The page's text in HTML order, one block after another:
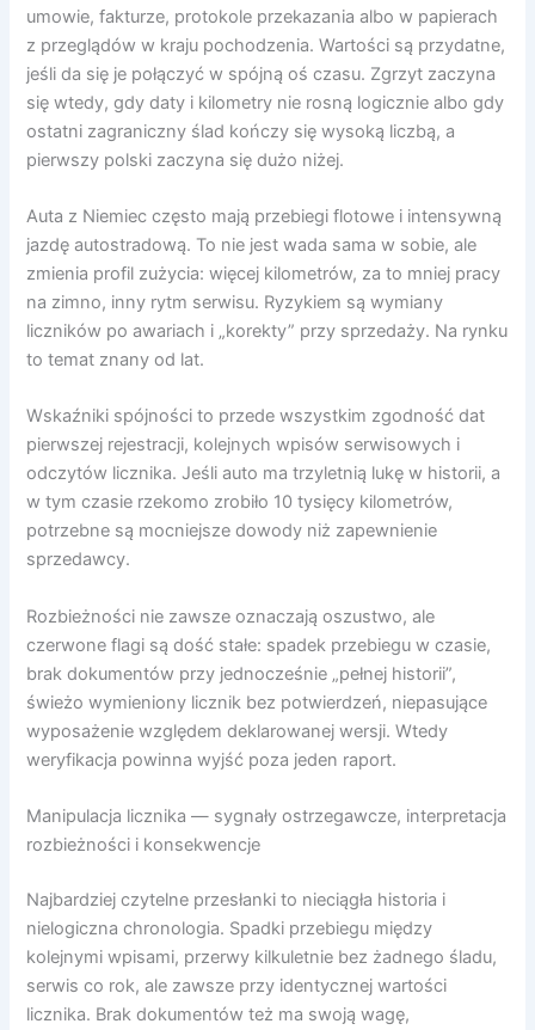
umowie, fakturze, protokole przekazania albo w papierach
z przeglądów w kraju pochodzenia. Wartości są przydatne,
jeśli da się je połączyć w spójną oś czasu. Zgrzyt zaczyna
się wtedy, gdy daty i kilometry nie rosną logicznie albo gdy
ostatni zagraniczny ślad kończy się wysoką liczbą, a
pierwszy polski zaczyna się dużo niżej.
Auta z Niemiec często mają przebiegi flotowe i intensywną
jazdę autostradową. To nie jest wada sama w sobie, ale
zmienia profil zużycia: więcej kilometrów, za to mniej pracy
na zimno, inny rytm serwisu. Ryzykiem są wymiany
liczników po awariach i „korekty” przy sprzedaży. Na rynku
to temat znany od lat.
Wskaźniki spójności to przede wszystkim zgodność dat
pierwszej rejestracji, kolejnych wpisów serwisowych i
odczytów licznika. Jeśli auto ma trzyletnią lukę w historii, a
w tym czasie rzekomo zrobiło 10 tysięcy kilometrów,
potrzebne są mocniejsze dowody niż zapewnienie
sprzedawcy.
Rozbieżności nie zawsze oznaczają oszustwo, ale
czerwone flagi są dość stałe: spadek przebiegu w czasie,
brak dokumentów przy jednocześnie „pełnej historii”,
świeżo wymieniony licznik bez potwierdzeń, niepasujące
wyposażenie względem deklarowanej wersji. Wtedy
weryfikacja powinna wyjść poza jeden raport.
Manipulacja licznika — sygnały ostrzegawcze, interpretacja
rozbieżności i konsekwencje
Najbardziej czytelne przesłanki to nieciągła historia i
nielogiczna chronologia. Spadki przebiegu między
kolejnymi wpisami, przerwy kilkuletnie bez żadnego śladu,
serwis co rok, ale zawsze przy identycznej wartości
licznika. Brak dokumentów też ma swoją wagę,